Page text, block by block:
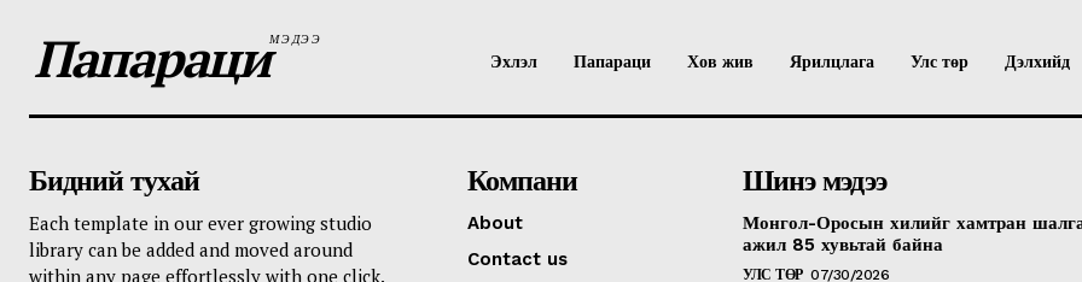
ПапарациМЭДЭЭ
Эхлэл Папараци Хов жив Ярилцлага Улс төр Дэлхийд
Бидний тухай
Each template in our ever growing studio
library can be added and moved around
within any page effortlessly with one click.
Компани
About
Contact us
Шинэ мэдээ
Монгол-Оросын хилийг хамтран
ажил 85 хувьтай байна
УЛС ТӨР 07/30/2026